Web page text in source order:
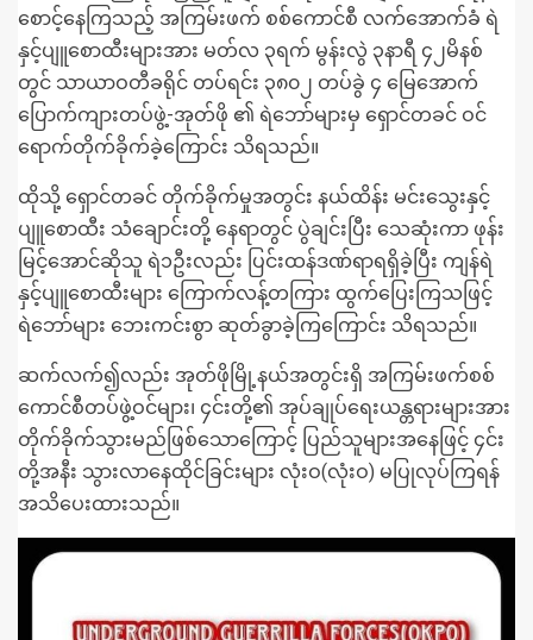
စောင့်နေကြသည့် အကြမ်းဖက် စစ်ကောင်စီ လက်အောက်ခံ ရဲ
နှင့်ပျူစောထီးများအား မတ်လ ၃ရက် မွန်းလွဲ ၃နာရီ ၄၂မိနစ်
တွင် သာယာဝတီခရိုင် တပ်ရင်း ၃၈၀၂ တပ်ခွဲ ၄ မြေအောက်
ပြောက်ကျားတပ်ဖွဲ့-အုတ်ဖို ၏ ရဲဘော်များမှ ရှောင်တခင် ဝင်
ရောက်တိုက်ခိုက်ခဲ့ကြောင်း သိရသည်။
ထိုသို့ ရှောင်တခင် တိုက်ခိုက်မှုအတွင်း နယ်ထိန်း မင်းသွေးနှင့်
ပျူစောထီး သံချောင်းတို့ နေရာတွင် ပွဲချင်းပြီး သေဆုံးကာ ဖုန်း
မြင့်အောင်ဆိုသူ ရဲ၁ဦးလည်း ပြင်းထန်ဒဏ်ရာရရှိခဲ့ပြီး ကျန်ရဲ
နှင့်ပျူစောထီးများ ကြောက်လန့်တကြား ထွက်ပြေးကြသဖြင့်
ရဲဘော်များ ဘေးကင်းစွာ ဆုတ်ခွာခဲ့ကြကြောင်း သိရသည်။
ဆက်လက်၍လည်း အုတ်ဖိုမြို့နယ်အတွင်းရှိ အကြမ်းဖက်စစ်
ကောင်စီတပ်ဖွဲ့ဝင်များ၊ ၄င်းတို့၏ အုပ်ချုပ်ရေးယန္တရားများအား
တိုက်ခိုက်သွားမည်ဖြစ်သောကြောင့် ပြည်သူများအနေဖြင့် ၄င်း
တို့အနီး သွားလာနေထိုင်ခြင်းများ လုံးဝ(လုံးဝ) မပြုလုပ်ကြရန်
အသိပေးထားသည်။